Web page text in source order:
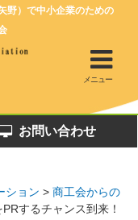
野）で中小企業のための
メニュー
お問い合わせ
ション > 商工会からの
するチャンス到来！